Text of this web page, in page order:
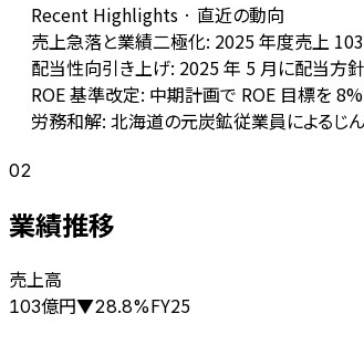
Recent Highlights · 直近の動向
売上急落と業績二極化: 2025 年度売上
配当性向引き上げ: 2025 年 5 月に配当方
ROE 基準改定: 中期計画で ROE 目標を
労務和解: 北海道の元炭鉱従業員によるじ
02
業績推移
売上高
103億円▼28.8%FY25